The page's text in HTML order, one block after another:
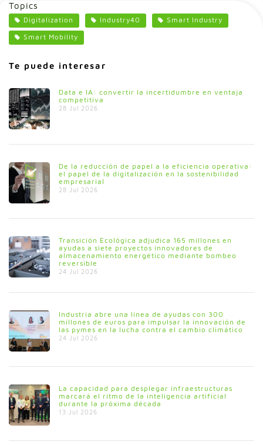
Topics
Digitalization Industry40
Smart Industry
Smart Mobility
Te puede interesar
Data e IA: convertir la incertidumbre en ventaja
competitiva
28 Jul 2026
De la reducción de papel a la eficiencia operativa:
el papel de la digitalización en la sostenibilidad
empresarial
28 Jul 2026
Transición Ecológica adjudica 165 millones en
ayudas a siete proyectos innovadores de
almacenamiento energético mediante bombeo
reversible
24 Jul 2026
Industria abre una línea de ayudas con 300
millones de euros para impulsar la innovación de
las pymes en la lucha contra el cambio climático
24 Jul 2026
La capacidad para desplegar infraestructuras
marcará el ritmo de la inteligencia artificial
durante la próxima década
13 Jul 2026